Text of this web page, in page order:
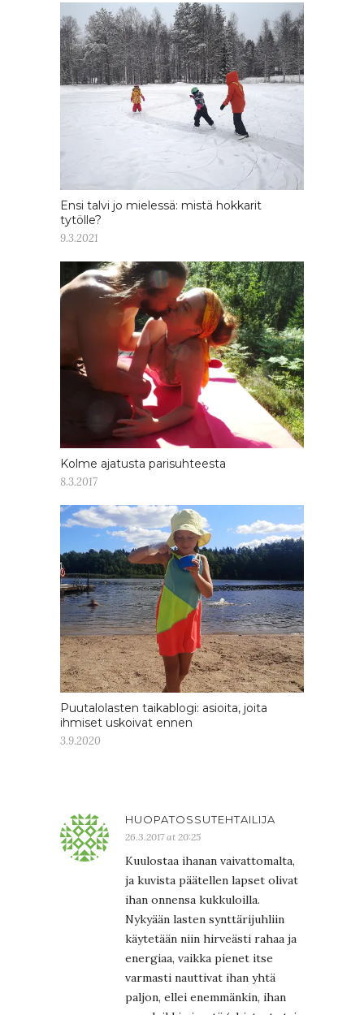
Ensi talvi jo mielessä: mistä hokkarit
tytölle?
9.3.2021
Kolme ajatusta parisuhteesta
8.3.2017
Puutalolasten taikablogi: asioita, joita
ihmiset uskoivat ennen
3.9.2020
HUOPATOSSUTEHTAILIJA
26.3.2017 at 20:25
Kuulostaa ihanan vaivattomalta,
ja kuvista päätellen lapset olivat
ihan onnensa kukkuloilla.
Nykyään lasten synttärijuhliin
käytetään niin hirveästi rahaa ja
energiaa, vaikka pienet itse
varmasti nauttivat ihan yhtä
paljon, ellei enemmänkin, ihan